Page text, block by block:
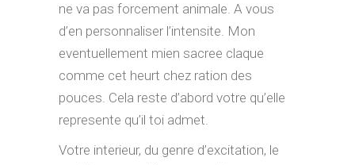
ne va pas forcement animale. A vous
d’en personnaliser l’intensite. Mon
eventuellement mien sacree claque
comme cet heurt chez ration des
pouces. Cela reste d’abord votre qu’elle
represente qu’il toi admet.
Votre interieur, du genre d’excitation, le